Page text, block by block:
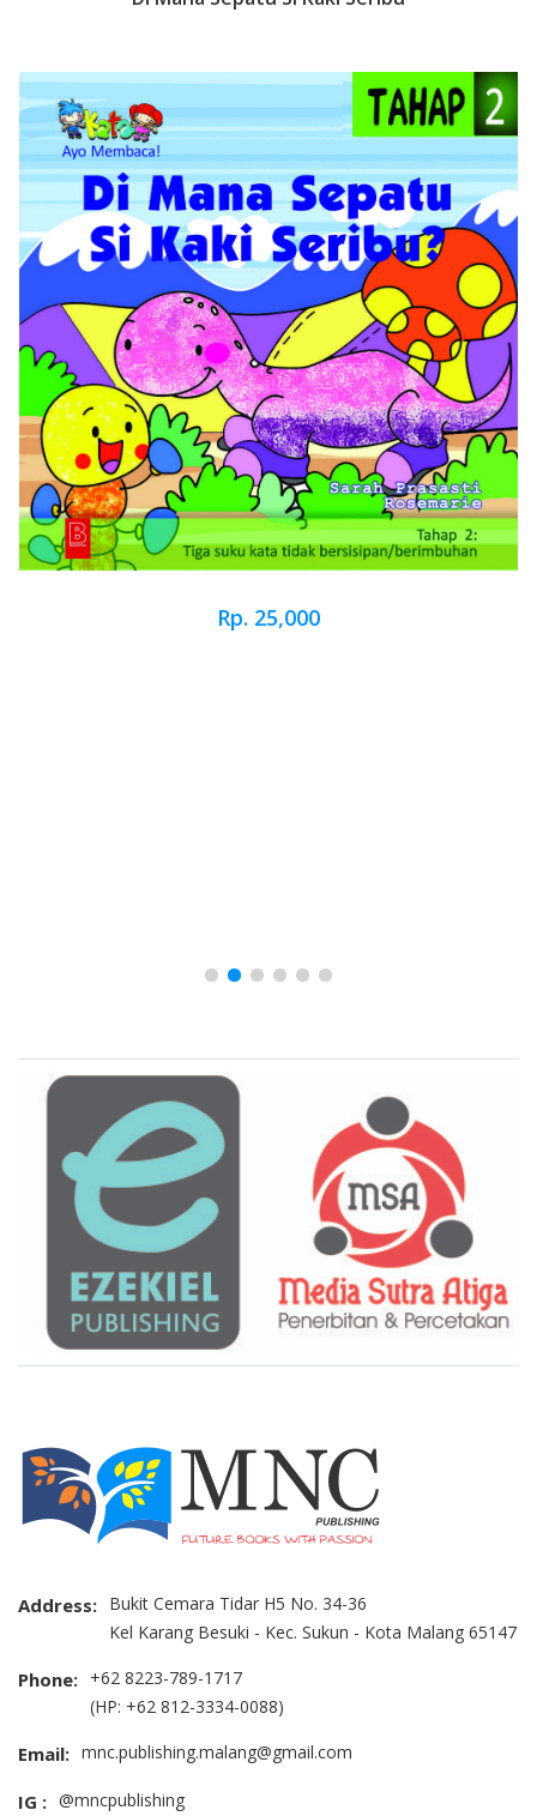
Rp. 25,000
Brand Slider
Address: Bukit Cemara Tidar H5 No. 34-36
Kel Karang Besuki - Kec. Sukun - Kota Malang 65147
Phone: +62 8223-789-1717
(HP: +62 812-3334-0088)
Email: mnc.publishing.malang@gmail.com
IG : @mncpublishing